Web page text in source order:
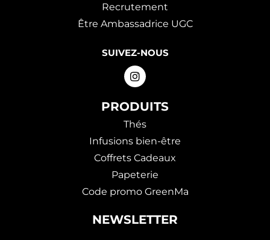
Recrutement
Être Ambassadrice UGC
SUIVEZ-NOUS
PRODUITS
Thés
Infusions bien-être
Coffrets Cadeaux
Papeterie
Code promo GreenMa
NEWSLETTER